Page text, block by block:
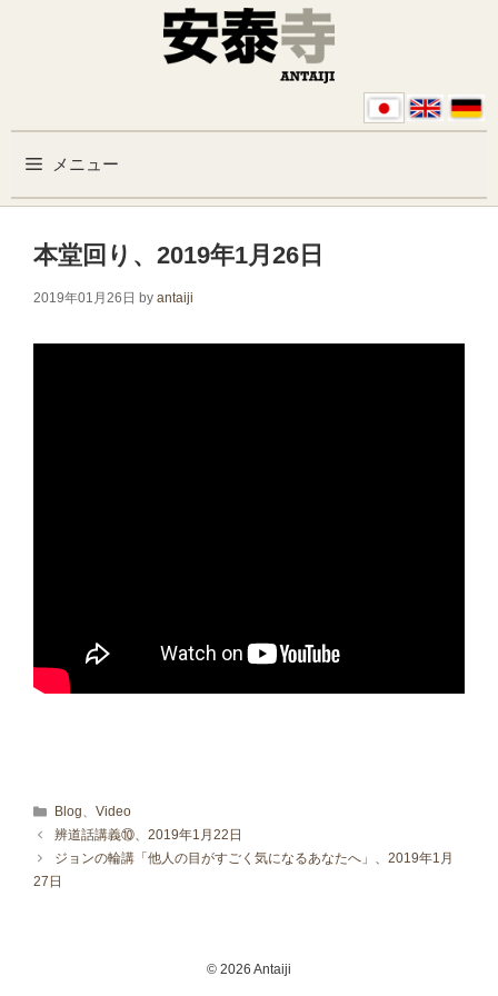
コンテンツへスキップ
メニュー
本堂回り、2019年1月26日
2019年01月26日 by antaiji
カテゴリー
Blog、Video
辨道話講義⑩、2019年1月22日
ジョンの輪講「他人の目がすごく気になるあなたへ」、2019年1月
27日
© 2026 Antaiji